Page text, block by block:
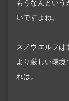
もうなんという
いですよね。
スノウ エルフは
より厳しい環境
れは。